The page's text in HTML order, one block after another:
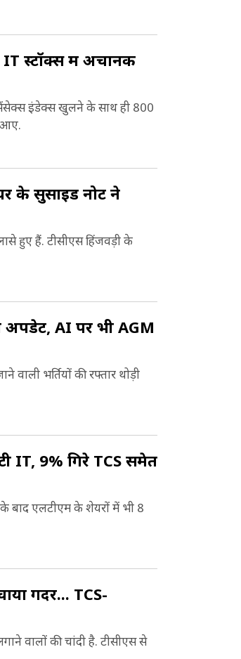
IT स्टॉक्स में अचानक
इंडेक्स खुलने के साथ ही 800
आए.
के सुसाइड नोट ने
हुए हैं. टीसीएस हिंजवड़ी के
AI पर भी AGM
भर्तियों की रफ्तार थोड़ी
IT, 9% गिरे TCS समेत
बाद एलटीएम के शेयरों में भी 8
गदर... TCS-
वालों की चांदी है. टीसीएस से